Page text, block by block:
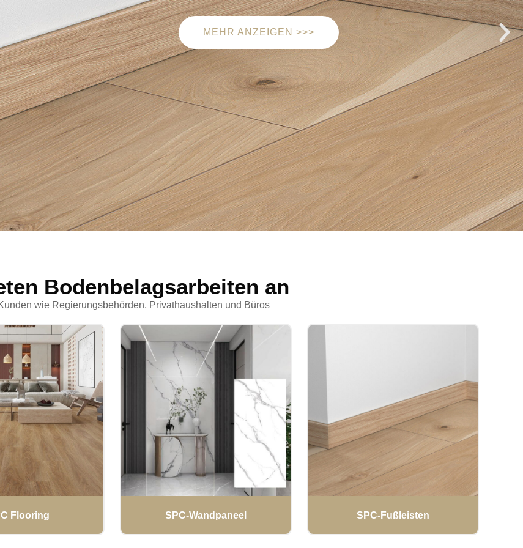
MEHR ANZEIGEN >>>
Bodenbelagsarbeiten an
wie Regierungsbehörden, Privathaushalten und Büros
SPC-Fußleisten
SPC-Wandpaneel
Flooring